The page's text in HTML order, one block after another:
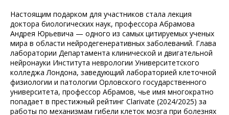
Настоящим подарком для участников стала лекция
доктора биологических наук, профессора Абрамова
Андрея Юрьевича — одного из самых цитируемых ученых
мира в области нейродегенеративных заболеваний. Глава
лаборатории Департамента клинической и двигательной
нейронауки Института неврологии Университетского
колледжа Лондона, заведующий лабораторией клеточной
физиологии и патологии Орловского государственного
университета, профессор Абрамов, чье имя многократно
попадает в престижный рейтинг Clarivate (2024/2025) за
работы по механизмам гибели клеток мозга при болезнях